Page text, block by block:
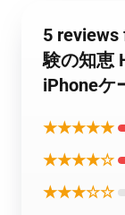
5 reviews
験の知恵
iPhoneケ
★★★★★
★★★★☆
★★★☆☆